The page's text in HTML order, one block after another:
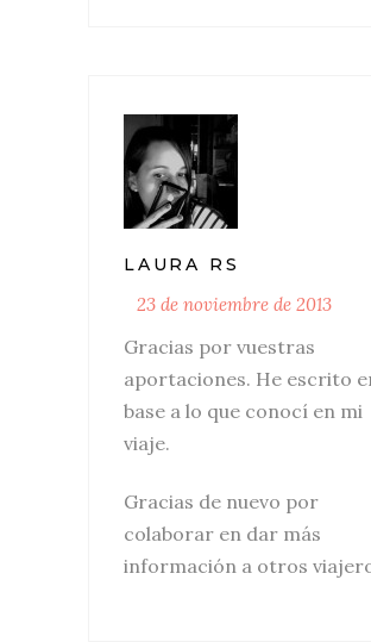
LAURA RS
23 de noviembre de 2013
Gracias por vuestras
aportaciones. He escrito
base a lo que conocí en mi
viaje.
Gracias de nuevo por
colaborar en dar más
información a otros